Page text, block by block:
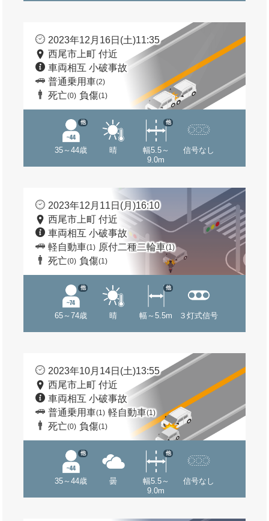
2023年12月16日(土)11:35
西尾市上町 付近
車両相互 小破事故
普通乗用車(2)
死亡(0) 負傷(1)
35～44歳
他
晴
幅5.5～
9.0m
他
信号なし
2023年12月11日(月)16:10
西尾市上町 付近
車両相互 小破事故
軽自動車(1) 原付二種二輪車(1)
死亡(0) 負傷(1)
65～74歳
他
晴 幅～5.5m
他
３灯式信号
2023年10月14日(土)13:55
西尾市上町 付近
車両相互 小破事故
普通乗用車(1) 軽自動車(1)
死亡(0) 負傷(1)
35～44歳
他
曇
幅5.5～
9.0m
他
信号なし